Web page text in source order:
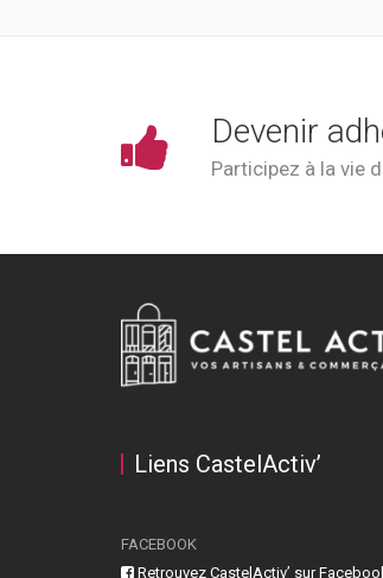
Devenir
Participez à la vie
Liens CastelActiv’
FACEBOOK
Retrouvez CastelActiv’ sur